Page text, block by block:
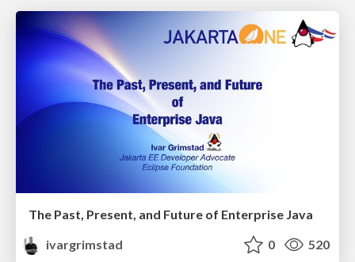
The Past, Present, and Future of Enterprise Java
ivargrimstad
0 520